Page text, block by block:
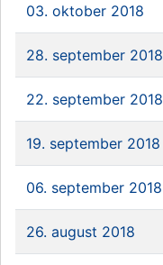
03. oktober 2018
28. september 2018
22. september 2018
19. september 2018
06. september 2018
26. august 2018